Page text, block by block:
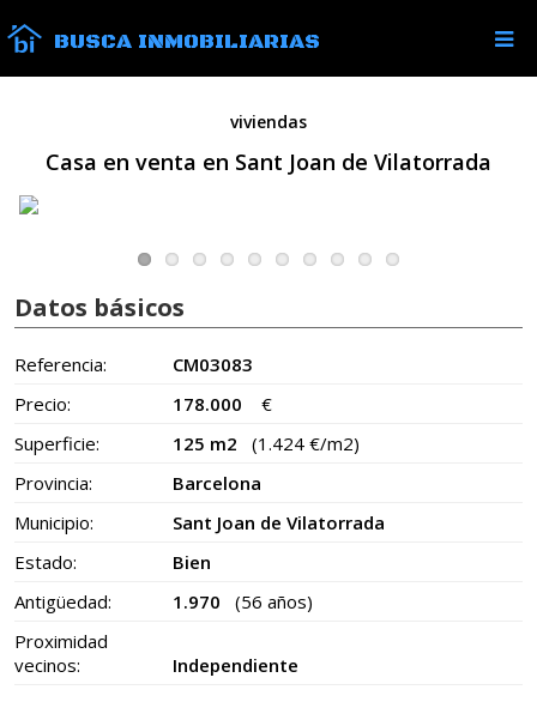
BUSCA INMOBILIARIAS
viviendas
Casa en venta en Sant Joan de Vilatorrada
Datos básicos
Referencia:
CM03083
Precio:
178.000
€
Superficie:
125 m2
(1.424 €/m2)
Provincia:
Barcelona
Municipio:
Sant Joan de Vilatorrada
Estado:
Bien
Antigüedad:
1.970
(56 años)
Proximidad
vecinos:
Independiente